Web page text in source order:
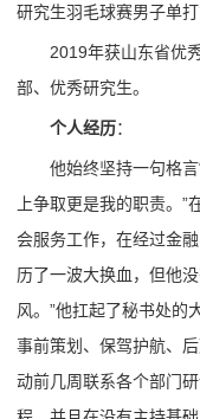
研究生羽毛球赛男子单打
2019年获山东省优
部、优秀研究生。
个人经历：
他始终坚持一句格
上争取更是我的职责。
会服务工作，在经过金
历了一波大换血，但他
风。”他扛起了秘书处的
事前策划、保驾护航、
动前几周联系各个部门